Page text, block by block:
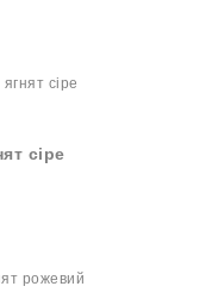
сіре